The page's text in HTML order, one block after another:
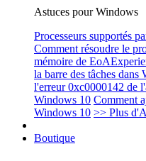
Astuces pour Windows
Processeurs supportés
Comment résoudre le
mémoire de
la barre des tâches dans
l'erreur 0xc0000142 de
Windows 10 Comment
Windows 10 >> Plus
Boutique